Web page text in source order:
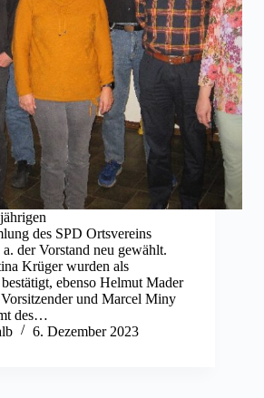
des SPD Ortsvereins
der Vorstand neu gewählt.
Krüger wurden als
ebenso Helmut Mader
und Marcel Miny
des…
6. Dezember 2023